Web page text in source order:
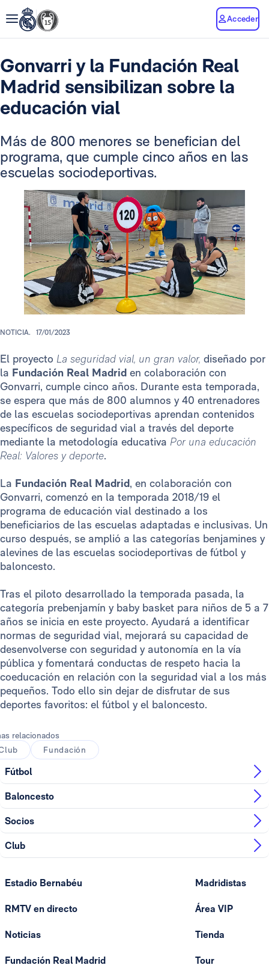
Acceder
Gonvarri y la Fundación Real
Madrid sensibilizan sobre la
educación vial
Más de 800 menores se benefician del
programa, que cumple cinco años en las
escuelas sociodeportivas.
NOTICIA. 17/01/2023
El proyecto La seguridad vial, un gran valor, diseñado por
la Fundación Real Madrid en colaboración con
Gonvarri, cumple cinco años. Durante esta temporada,
se espera que más de 800 alumnos y 40 entrenadores
de las escuelas sociodeportivas aprendan contenidos
específicos de seguridad vial a través del deporte
mediante la metodología educativa Por una educación
Real: Valores y deporte.
La Fundación Real Madrid, en colaboración con
Gonvarri, comenzó en la temporada 2018/19 el
programa de educación vial destinado a los
beneficiarios de las escuelas adaptadas e inclusivas. Un
curso después, se amplió a las categorías benjamines y
alevines de las escuelas sociodeportivas de fútbol y
baloncesto.
Tras el piloto desarrollado la temporada pasada, la
categoría prebenjamín y baby basket para niños de 5 a 7
años se inicia en este proyecto. Ayudará a identificar
normas de seguridad vial, mejorará su capacidad de
desenvolverse con seguridad y autonomía en la vía
pública y fomentará conductas de respeto hacia la
coeducación en relación con la seguridad vial a los más
pequeños. Todo ello sin dejar de disfrutar de sus
deportes favoritos: el fútbol y el baloncesto.
relacionados
Fundación
Fútbol
Baloncesto
Socios
Club
Estadio Bernabéu
RMTV en directo
Noticias
Fundación Real Madrid
Madridistas
Área VIP
Tienda
Tour